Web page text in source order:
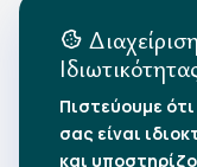
Αρχείο
•Αύγουστος
Διαχείριση
Πιστεύουμε
σας είναι
και